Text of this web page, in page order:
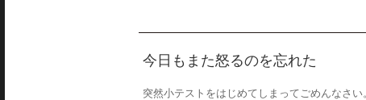
今日もまた怒るのを忘れた
突然小テストをはじめてしまってごめんなさ